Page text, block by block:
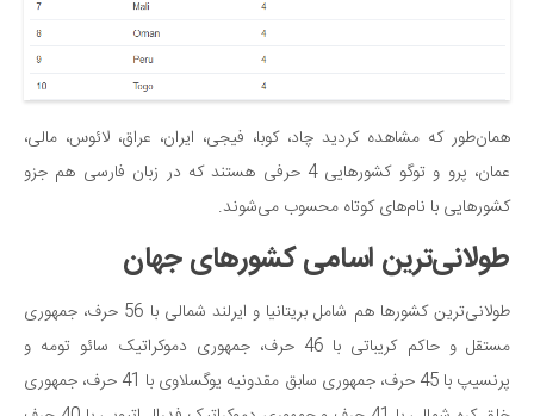
اخبار
همان‌طور که مشاهده کردید چاد، کوبا، فیجی، ایران، عراق، لائوس، مالی،
عمان، پرو و توگو کشورهایی 4 حرفی هستند که در زبان فارسی هم جزو
کشورهایی با نام‌های کوتاه محسوب می‌شوند.
طولانی‌ترین اسامی کشورهای جهان
طولانی‌ترین کشورها هم شامل بریتانیا و ایرلند شمالی با 56 حرف، جمهوری
مستقل و حاکم کریباتی با 46 حرف، جمهوری دموکراتیک سائو تومه و
پرنسیپ با 45 حرف، جمهوری سابق مقدونیه یوگسلاوی با 41 حرف، جمهوری